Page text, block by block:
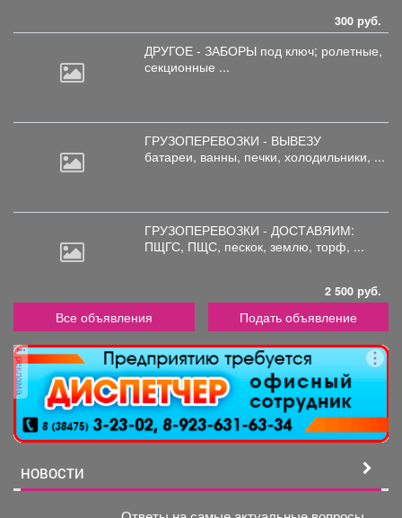
300 руб.
ДРУГОЕ - ЗАБОРЫ под ключ; ролетные,
секционные ...
ГРУЗОПЕРЕВОЗКИ - ВЫВЕЗУ
батареи, ванны, печки, холодильники, ...
ГРУЗОПЕРЕВОЗКИ - ДОСТАВЯИМ:
ПЩГС, ПЩС, пескок, землю, торф, ...
2 500 руб.
Все объявления Подать объявление
реклама
НОВОСТИ